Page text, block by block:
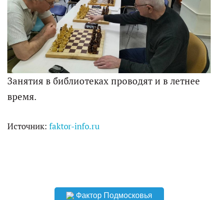
Занятия в библиотеках проводят и в летнее
время.
Источник: faktor-info.ru
Фактор Подмосковья